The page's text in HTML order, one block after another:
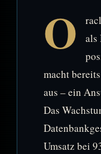
O
als
macht
aus – ein
Das
Umsatz bei